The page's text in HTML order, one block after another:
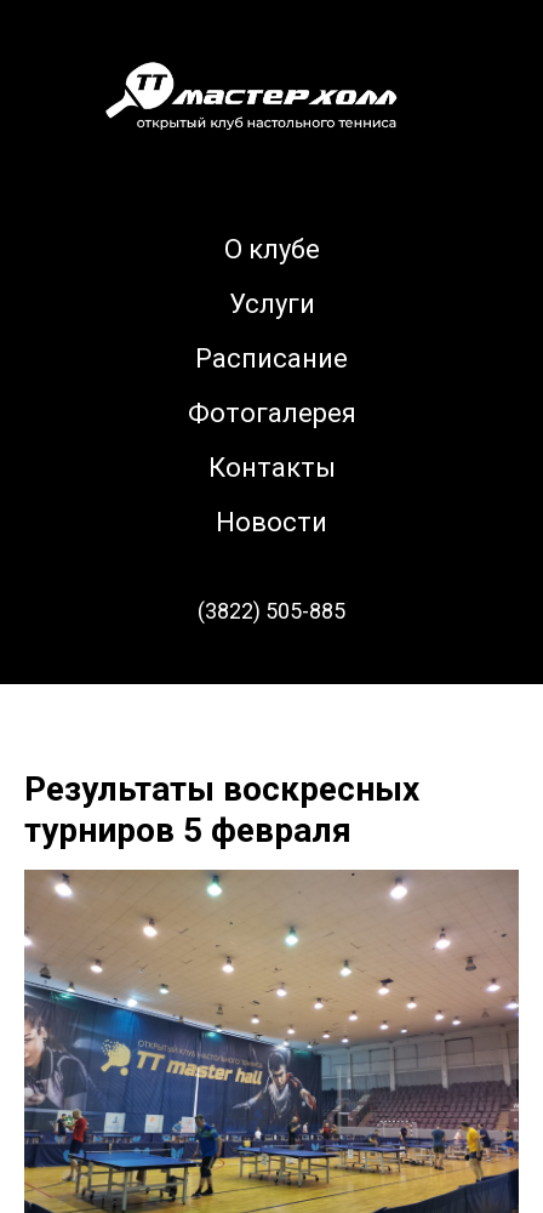
О клубе
Услуги
Расписание
Фотогалерея
Контакты
Новости
(3822) 505-885
Результаты воскресных
турниров 5 февраля